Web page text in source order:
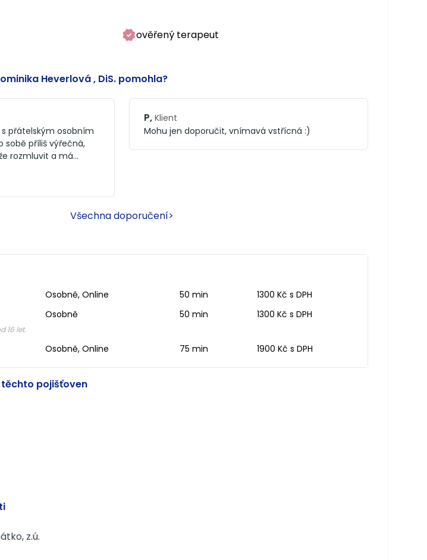
ověřený terapeut
Heverlová , DiS. pomohla?
přátelským osobním
sobě příliš výřečná,
rozmluvit a má
P,Klient
Mohu jen doporučit, vnímavá vstřícná :)
Všechna doporučení>
Osobně, Online 50 min
1300 Kč s DPH
Osobně 50 min 1300 Kč s DPH
16 let.
Osobně, Online 75 min 1900 Kč s DPH
pojišťoven
z.ú.